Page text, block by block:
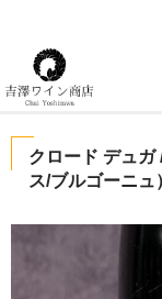
ご利用ガイド
好みから探す
クロード デュガ
ス/ブルゴーニュ